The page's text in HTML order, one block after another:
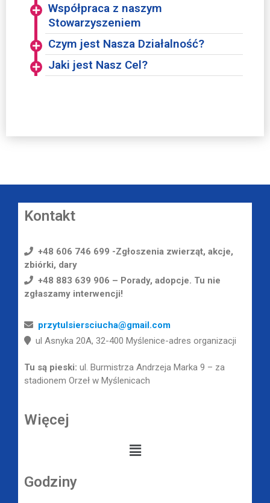
Współpraca z naszym
Stowarzyszeniem
Czym jest Nasza Działalność?
Jaki jest Nasz Cel?
Kontakt
+48 606 746 699 -Zgłoszenia zwierząt, akcje,
zbiórki, dary
+48 883 639 906 – Porady, adopcje. Tu nie
zgłaszamy interwencji!
przytulsiersciucha@gmail.com
ul Asnyka 20A, 32-400 Myślenice-adres organizacji
Tu są pieski: ul. Burmistrza Andrzeja Marka 9 – za
stadionem Orzeł w Myślenicach
Więcej
Godziny